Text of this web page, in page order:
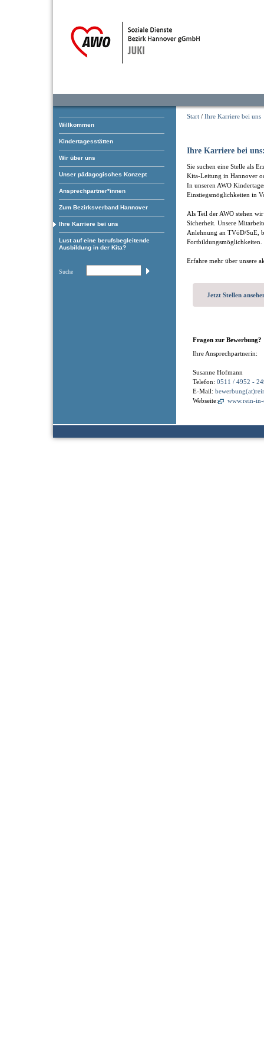
Willkommen
Kindertagesstätten
Wir über uns
Unser pädagogisches Konzept
Ansprechpartner*innen
Zum Bezirksverband Hannover
Ihre Karriere bei uns
Lust auf eine berufsbegleitende
Ausbildung in der Kita?
Suche
Start / Ihre Karriere bei uns
Ihre Karriere bei
Sie suchen eine Stelle als
Kita-Leitung in Hannover
In unseren AWO
Einstiegsmöglichkeiten in
Als Teil der AWO stehen
Sicherheit. Unsere
Anlehnung an TVöD/SuE,
Fortbildungsmöglichkeiten.
Erfahre mehr über unsere
Jetzt Stellen
Fragen zur Bewerbung?
Ihre Ansprechpartnerin:
Susanne Hofmann
Telefon: 0511 / 4952 -
E-Mail:
Webseite:
www.rein-